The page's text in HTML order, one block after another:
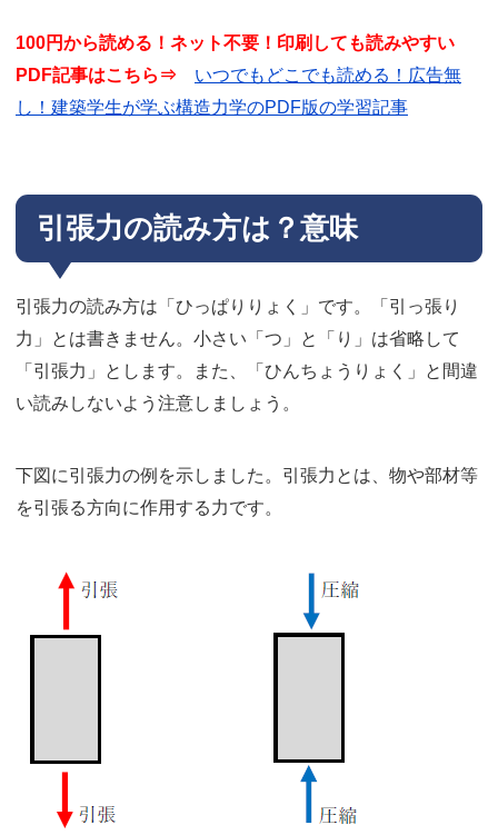
100円から読める！ネット不要！印刷しても読みやすい
PDF記事はこちら⇒ いつでもどこでも読める！広告無
し！建築学生が学ぶ構造力学のPDF版の学習記事
引張力の読み方は？意味
引張力の読み方は「ひっぱりりょく」です。「引っ張り
力」とは書きません。小さい「つ」と「り」は省略して
「引張力」とします。また、「ひんちょうりょく」と間違
い読みしないよう注意しましょう。
下図に引張力の例を示しました。引張力とは、物や部材等
を引張る方向に作用する力です。